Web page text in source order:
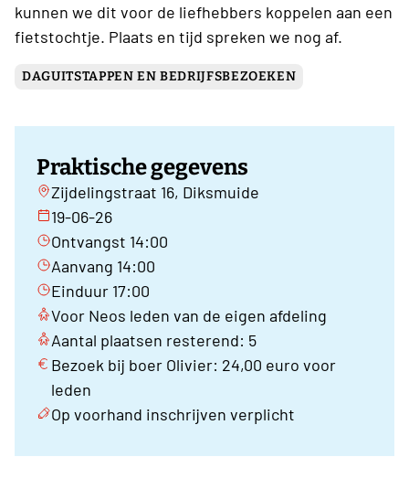
kunnen we dit voor de liefhebbers koppelen aan een
fietstochtje. Plaats en tijd spreken we nog af.
DAGUITSTAPPEN EN BEDRIJFSBEZOEKEN
Praktische gegevens
Zijdelingstraat 16, Diksmuide
19-06-26
Ontvangst 14:00
Aanvang 14:00
Einduur 17:00
Voor Neos leden van de eigen afdeling
Aantal plaatsen resterend: 5
Bezoek bij boer Olivier: 24,00 euro voor
leden
Op voorhand inschrijven verplicht